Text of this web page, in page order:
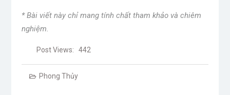
* Bài viết này chỉ mang tính chất tham khảo và chiêm
nghiệm.
Post Views: 442
Phong Thủy